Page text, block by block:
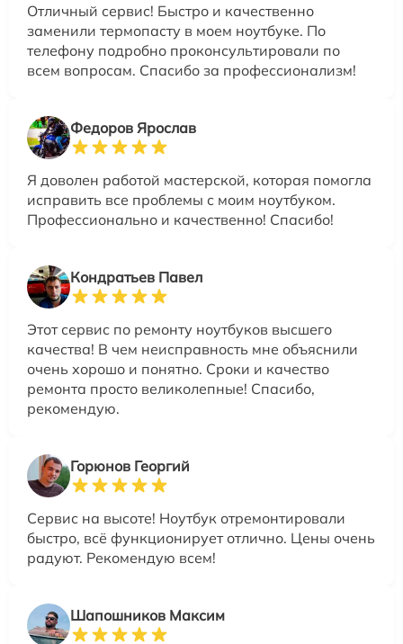
Отличный сервис! Быстро и качественно
заменили термопасту в моем ноутбуке. По
телефону подробно проконсультировали по
всем вопросам. Спасибо за профессионализм!
Федоров Ярослав
Я доволен работой мастерской, которая помогла
исправить все проблемы с моим ноутбуком.
Профессионально и качественно! Спасибо!
Кондратьев Павел
Этот сервис по ремонту ноутбуков высшего
качества! В чем неисправность мне объяснили
очень хорошо и понятно. Сроки и качество
ремонта просто великолепные! Спасибо,
рекомендую.
Горюнов Георгий
Сервис на высоте! Ноутбук отремонтировали
быстро, всё функционирует отлично. Цены очень
радуют. Рекомендую всем!
Шапошников Максим